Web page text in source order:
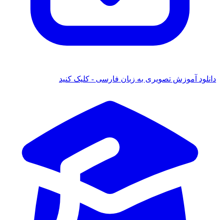
آموزش تصویری به زبان فارسی - کلیک کنید